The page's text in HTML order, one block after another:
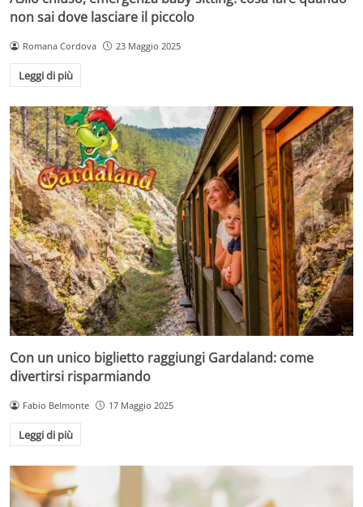
non sai dove lasciare il piccolo
Romana Cordova 23 Maggio 2025
Leggi di più
Con un unico biglietto raggiungi Gardaland: come
divertirsi risparmiando
Fabio Belmonte 17 Maggio 2025
Leggi di più